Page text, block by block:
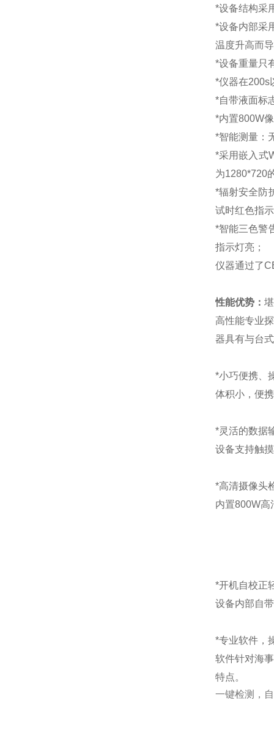
*设备结构采
*设备内部采
温度升高而
*设备重量只
*仪器在200s
*自带液面标
*内置800W
*智能测量：
*采用嵌入式
为1280*720
*辐射安全防
试时红色指
*智能三色警
指示灯亮；
仪器通过了
性能优势：
高性能专业
器具有与台
*小巧便携、
体积小，便
*灵活的数据
设备支持触
*高清摄像头
内置800W高
*开机自校正
设备内部自
*专业软件，
软件针对海
特点。
一键检测，